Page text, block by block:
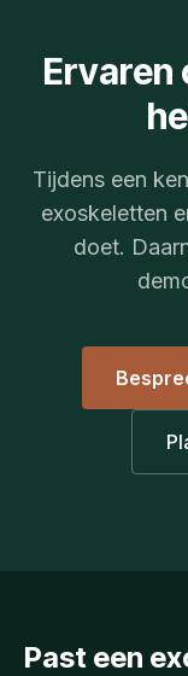
Ervaren
Tijdens een
exoskeletten
doet.
Past een